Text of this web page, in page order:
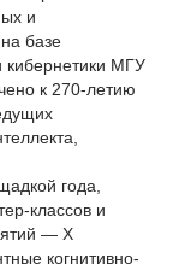
и
базе
кибернетики МГУ
к 270-летию
года,
классов и
— X
когнитивно-